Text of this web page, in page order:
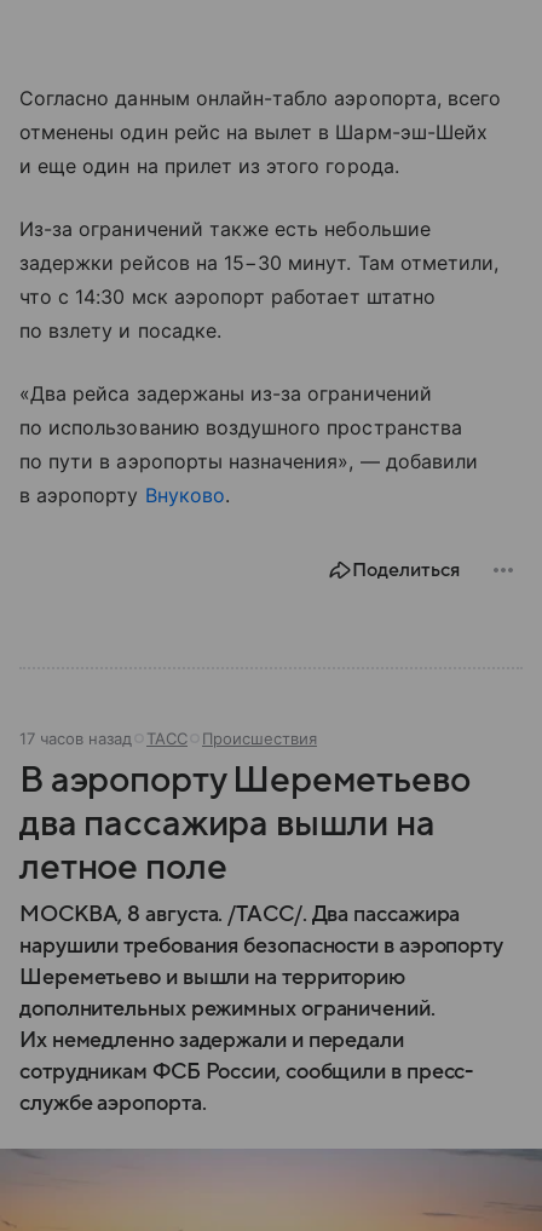
Согласно данным онлайн-табло аэропорта, всего
отменены один рейс на вылет в Шарм-эш-Шейх
и еще один на прилет из этого города.
Из-за ограничений также есть небольшие
задержки рейсов на 15−30 минут. Там отметили,
что с 14:30 мск аэропорт работает штатно
по взлету и посадке.
«Два рейса задержаны из-за ограничений
по использованию воздушного пространства
по пути в аэропорты назначения», — добавили
в аэропорту Внуково.
Поделиться
17 часов назад ТАСС Происшествия
В аэропорту Шереметьево
два пассажира вышли на
летное поле
МОСКВА, 8 августа. /ТАСС/. Два пассажира
нарушили требования безопасности в аэропорту
Шереметьево и вышли на территорию
дополнительных режимных ограничений.
Их немедленно задержали и передали
сотрудникам ФСБ России, сообщили в пресс-
службе аэропорта.